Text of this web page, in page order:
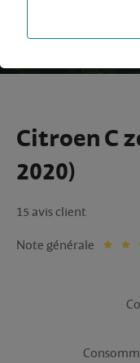
Citroen C
2020)
15 avis client
Note générale